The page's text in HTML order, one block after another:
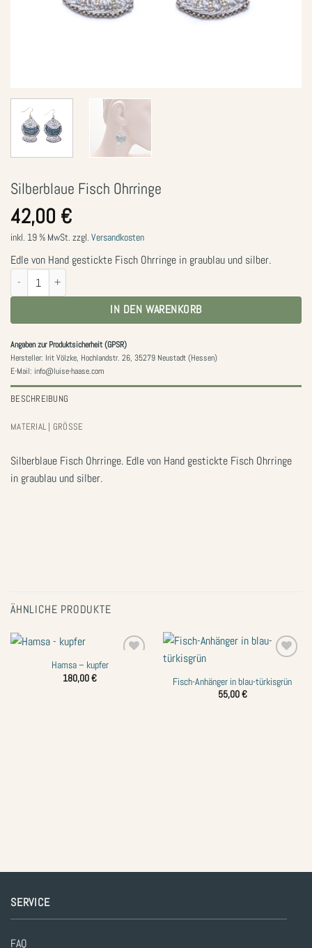
Silberblaue Fisch Ohrringe
42,00 €
inkl. 19 % MwSt. zzgl. Versandkosten
Edle von Hand gestickte Fisch Ohrringe in graublau und silber.
Silberblaue Fisch Ohrringe Menge
IN DEN WARENKORB
Angaben zur Produktsicherheit (GPSR)
Hersteller: Irit Völzke, Hochlandstr. 26, 35279 Neustadt (Hessen)
E-Mail: info@luise-haase.com
BESCHREIBUNG
MATERIAL | GRÖSSE
Silberblaue Fisch Ohrringe. Edle von Hand gestickte Fisch Ohrringe
in graublau und silber.
ÄHNLICHE PRODUKTE
Hamsa – kupfer
180,00€
Wunschliste
hinzufügen
Fisch-Anhänger in blau-türkisgrün
55,00€
SERVICE
FAQ